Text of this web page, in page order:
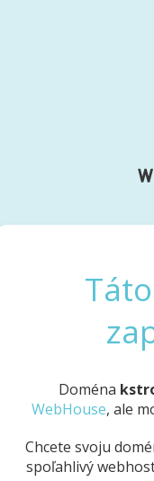
Doména
WebHouse, ale
Chcete svoju
spoľahlivý